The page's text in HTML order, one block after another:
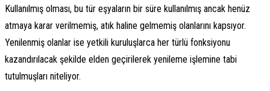
Kullanılmış olması, bu tür eşyaların bir süre kullanılmış ancak henüz
atmaya karar verilmemiş, atık haline gelmemiş olanlarını kapsıyor.
Yenilenmiş olanlar ise yetkili kuruluşlarca her türlü fonksiyonu
kazandırılacak şekilde elden geçirilerek yenileme işlemine tabi
tutulmuşları niteliyor.